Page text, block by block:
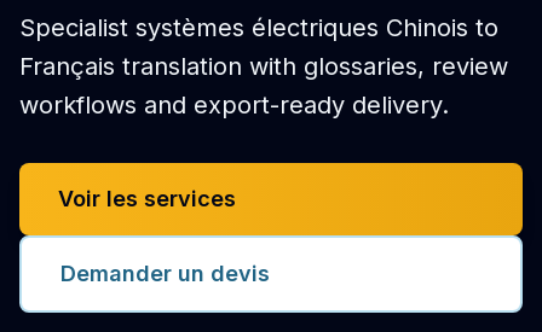
Specialist systèmes électriques Chinois to
Français translation with glossaries, review
workflows and export-ready delivery.
Voir les services
Demander un devis